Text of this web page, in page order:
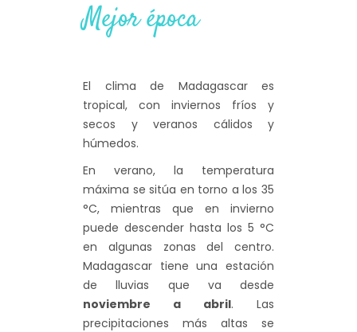
Mejor época
El clima de Madagascar es
tropical, con inviernos fríos y
secos y veranos cálidos y
húmedos.
En verano, la temperatura
máxima se sitúa en torno a los 35
°C, mientras que en invierno
puede descender hasta los 5 °C
en algunas zonas del centro.
Madagascar tiene una estación
de lluvias que va desde
noviembre a abril. Las
precipitaciones más altas se